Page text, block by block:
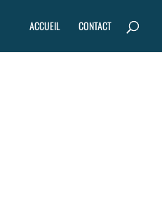
ACCUEIL CONTACT